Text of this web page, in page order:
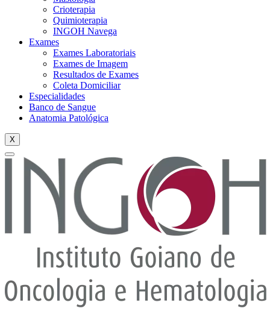
Crioterapia
Quimioterapia
INGOH Navega
Exames
Exames Laboratoriais
Exames de Imagem
Resultados de Exames
Coleta Domiciliar
Especialidades
Banco de Sangue
Anatomia Patológica
X